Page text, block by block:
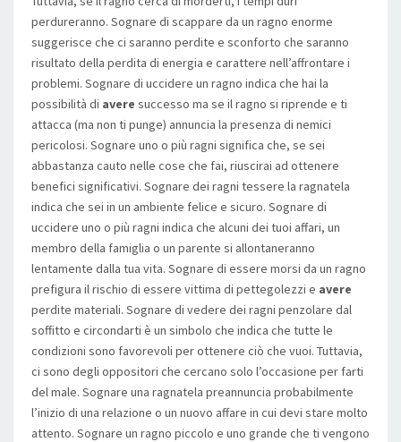
perdureranno. Sognare di scappare da un ragno enorme
suggerisce che ci saranno perdite e sconforto che saranno
risultato della perdita di energia e carattere nell’affrontare i
problemi. Sognare di uccidere un ragno indica che hai la
possibilità di avere successo ma se il ragno si riprende e ti
attacca (ma non ti punge) annuncia la presenza di nemici
pericolosi. Sognare uno o più ragni significa che, se sei
abbastanza cauto nelle cose che fai, riuscirai ad ottenere
benefici significativi. Sognare dei ragni tessere la ragnatela
indica che sei in un ambiente felice e sicuro. Sognare di
uccidere uno o più ragni indica che alcuni dei tuoi affari, un
membro della famiglia o un parente si allontaneranno
lentamente dalla tua vita. Sognare di essere morsi da un ragno
prefigura il rischio di essere vittima di pettegolezzi e avere
perdite materiali. Sognare di vedere dei ragni penzolare dal
soffitto e circondarti è un simbolo che indica che tutte le
condizioni sono favorevoli per ottenere ciò che vuoi. Tuttavia,
ci sono degli oppositori che cercano solo l’occasione per farti
del male. Sognare una ragnatela preannuncia probabilmente
l’inizio di una relazione o un nuovo affare in cui devi stare molto
attento. Sognare un ragno piccolo e uno grande che ti vengono